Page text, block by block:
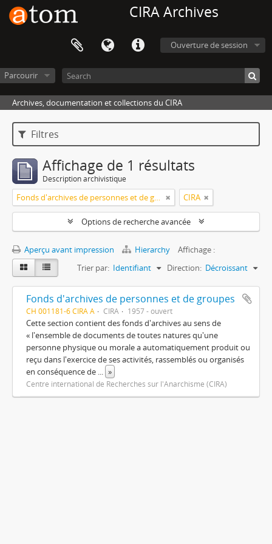
CIRA Archives
Ouverture de session
Parcourir
Archives, documentation et collections du CIRA
Filtres
Affichage de 1 résultats
Description archivistique
Fonds d'archives de personnes et de groupes CIRA
Options de recherche avancée
Aperçu avant impression Hierarchy
Affichage :
Trier par: Identifiant Direction: Décroissant
Fonds d'archives de personnes et de groupes
CH 001181-6 CIRA A CIRA 1957 - ouvert
Cette section contient des fonds d'archives au sens de
« l'ensemble de documents de toutes natures qu'une
personne physique ou morale a automatiquement produit ou
reçu dans l'exercice de ses activités, rassemblés ou organisés
en conséquence de ... »
Centre international de Recherches sur l'Anarchisme (CIRA)